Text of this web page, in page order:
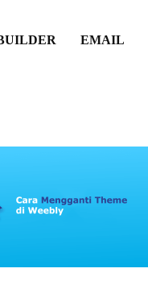
EMAIL